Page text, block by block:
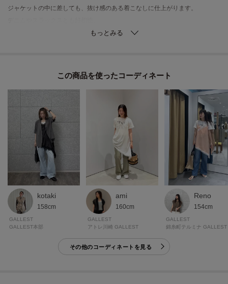
ジャケットの中に差しても、抜け感のある着こなしに仕上がります。
身体に沿いすぎず、軽やかに揺れる素材感で、重ねてももたつきにくいのも
デイリーに取り入れやすい素材感です。
モデル身長：162cm 着用サイズ：38（M）
＊＊＊＊＊＊＊＊＊＊＊＊＊＊＊＊＊＊＊＊＊＊＊＊＊＊＊＊＊
気になるアイテムは【お気に入り登録】がおすすめ！
気になるアイテムのページにある「ハートマーク」をクリックして簡単に追
加できます。
登録すると、再入荷通知やお値下げ情報をメルマガにてお知らせします。
マイページにてお気に入り一覧もチェックできます。
＊＊＊＊＊＊＊＊＊＊＊＊＊＊＊＊＊＊＊＊＊＊＊＊＊＊＊＊＊
この商品を使った
kotaki
158cm
GALLEST
GALLEST本部
ami
160cm
GALLEST
アトレ川崎 GALLEST
Reno
154cm
GALLEST
錦糸町テルミナ GALLEST
その他のコーディネートを見る